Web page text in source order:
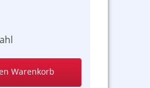
Warenkorb